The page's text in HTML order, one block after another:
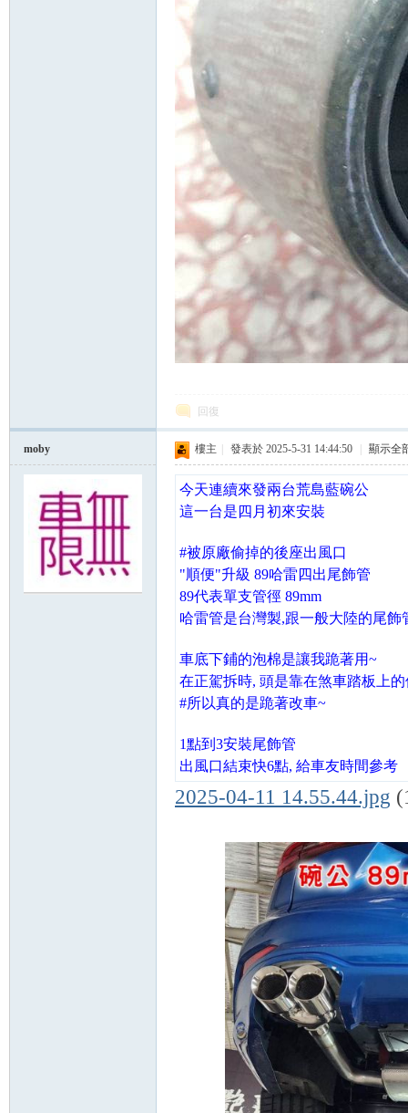
回復
moby 樓主 發表於 2025-5-31 14:44:50 顯示全
今天連續來發兩台荒島藍碗公
這一台是四月初來安裝
#被原廠偷掉的後座出風口
"順便"升級 89哈雷四出尾飾管
89代表單支管徑 89mm
哈雷管是台灣製,跟一般大陸的尾飾
車底下鋪的泡棉是讓我跪著用~
在正駕拆時, 頭是靠在煞車踏板上
#所以真的是跪著改車~
1點到3安裝尾飾管
出風口結束快6點, 給車友時間參考
2025-04-11 14.55.44.jpg